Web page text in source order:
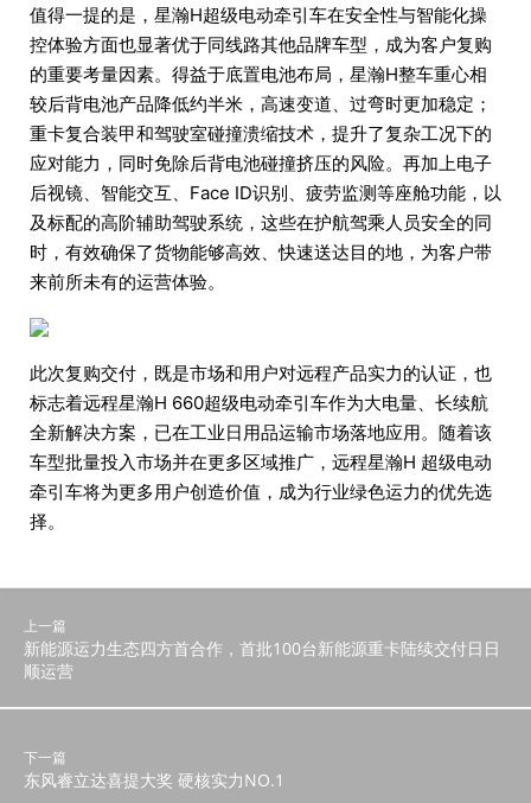
值得一提的是，星瀚H超级电动牵引车在安全性与智能化操
控体验方面也显著优于同线路其他品牌车型，成为客户复购
的重要考量因素。得益于底置电池布局，星瀚H整车重心相
较后背电池产品降低约半米，高速变道、过弯时更加稳定；
重卡复合装甲和驾驶室碰撞溃缩技术，提升了复杂工况下的
应对能力，同时免除后背电池碰撞挤压的风险。再加上电子
后视镜、智能交互、Face ID识别、疲劳监测等座舱功能，以
及标配的高阶辅助驾驶系统，这些在护航驾乘人员安全的同
时，有效确保了货物能够高效、快速送达目的地，为客户带
来前所未有的运营体验。
此次复购交付，既是市场和用户对远程产品实力的认证，也
标志着远程星瀚H 660超级电动牵引车作为大电量、长续航
全新解决方案，已在工业日用品运输市场落地应用。随着该
车型批量投入市场并在更多区域推广，远程星瀚H 超级电动
牵引车将为更多用户创造价值，成为行业绿色运力的优先选
择。
上一篇
新能源运力生态四方首合作，首批100台新能源重卡陆续交付日日
顺运营
下一篇
东风睿立达喜提大奖 硬核实力NO.1